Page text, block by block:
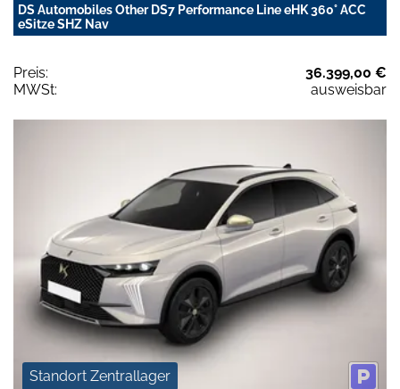
DS Automobiles Other DS7 Performance Line eHK 360° ACC
eSitze SHZ Nav
Preis:
36.399,00 €
MWSt:
ausweisbar
Standort Zentrallager